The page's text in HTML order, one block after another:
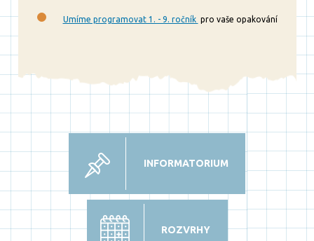
Umíme programovat 1. - 9. ročník pro vaše opakování
INFORMATORIUM
ROZVRHY